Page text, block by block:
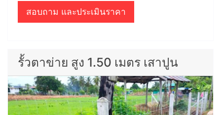
สอบถาม และประเมินราคา
รั้วตาข่าย สูง 1.50 เมตร เสาปูน